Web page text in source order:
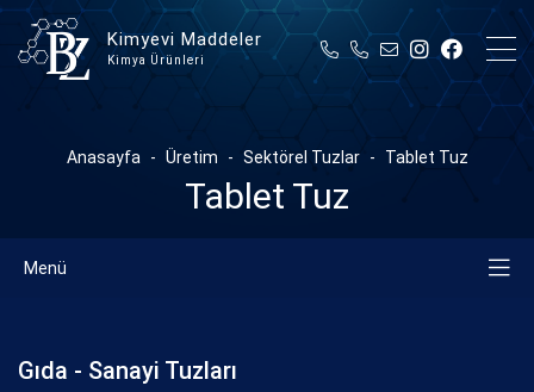
Kimyevi Maddeler
Kimya Ürünleri
Anasayfa Üretim Sektörel Tuzlar Tablet Tuz
Tablet Tuz
Menü
Gıda - Sanayi Tuzları